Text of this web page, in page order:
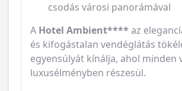
csodás városi panorámával
A Hotel Ambient**** az
és kifogástalan vendéglátás
egyensúlyát kínálja, ahol minden
luxusélményben részesül.